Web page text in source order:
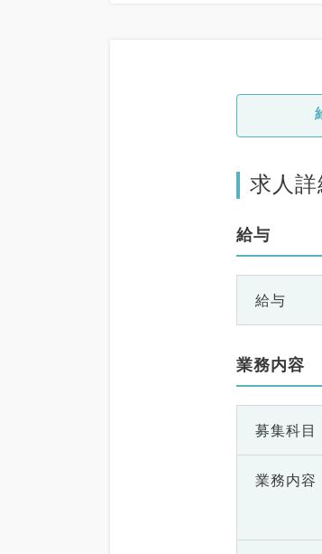
求人詳
給与
給与
業務内容
募集科目
業務内容